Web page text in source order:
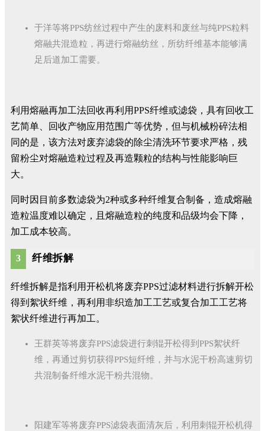
于洋等将PPS纺丝过程中产生的废料和废丝与纯PPS粒料
熔融共混造粒，再进行熔融纺丝，所纺纤维基本能够满
足后道加工需要。
利用熔融再加工法回收再利用PPS纤维或滤袋，具有回收工
艺简单、回收产物应用范围广等优势，但与机械粉碎法相
同的是，该方法对废弃滤袋的除尘清洗环节要求严格，残
留粉尘对熔融造粒过程及再造颗粒的结构与性能影响巨
大。
同时因目前多数滤袋为2种或多种纤维复合制备，造成熔融
造粒温度难以确定，且熔融造粒的纯度和品级均会下降，
加工成本较高。
3 纤维拆解
纤维拆解是指利用开松机将废弃PPS过滤材料进行拆解开松
得到絮状纤维，再利用非织造加工工艺或复合加工工艺将
絮状纤维进行再加工。
王群英等将废弃PPS滤袋进行刺辊开松得到PPS絮状纤
维，再通过剪切获得PPS短纤维，并与水泥干粉高速剪切
共混制备纤维水泥干粉共混物。
阳建军等将废弃PPS滤袋表面清灰后，利用刺辊开松机得